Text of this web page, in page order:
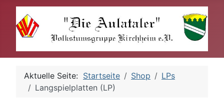
Aktuelle Seite: Startseite Shop
LPs
Langspielplatten (LP)